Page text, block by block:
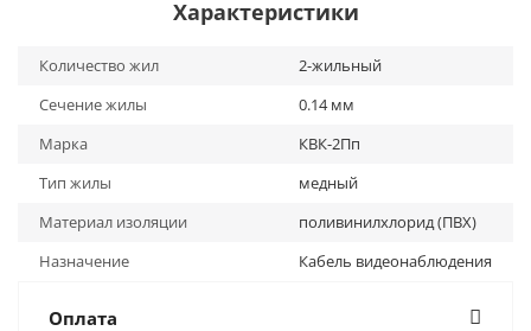
Характеристики
Количество жил
2-жильный
Сечение жилы
0.14 мм
Марка
КВК-2Пп
Тип жилы
медный
Материал изоляции
поливинилхлорид (ПВХ)
Назначение
Кабель видеонаблюдения
Оплата